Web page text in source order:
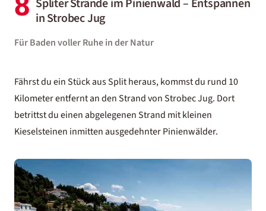
Spliter Strände im Pinienwald – Entspannen
in Strobec Jug
Für Baden voller Ruhe in der Natur
Fährst du ein Stück aus Split heraus, kommst du rund 10
Kilometer entfernt an den Strand von Strobec Jug. Dort
betrittst du einen abgelegenen Strand mit kleinen
Kieselsteinen inmitten ausgedehnter Pinienwälder.